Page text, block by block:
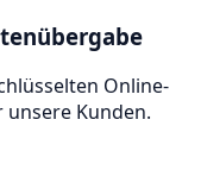
Online-
Kunden.